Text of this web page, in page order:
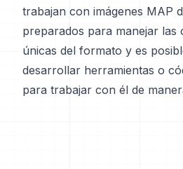
trabajan con imágenes MAP
preparados para manejar las
únicas del formato y es
desarrollar herramientas o
para trabajar con él de